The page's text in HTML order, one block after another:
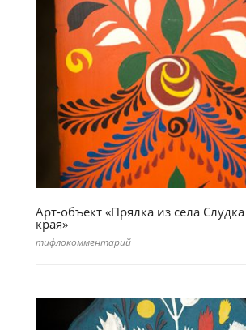
Арт-объект «Прялка из села
края»
тифлокомментарий